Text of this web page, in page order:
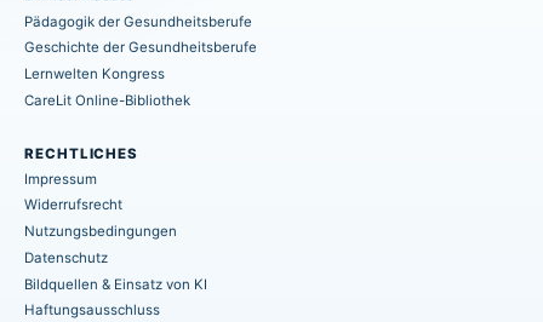
Pädagogik der Gesundheitsberufe
Geschichte der Gesundheitsberufe
Lernwelten Kongress
CareLit Online-Bibliothek
RECHTLICHES
Impressum
Widerrufsrecht
Nutzungsbedingungen
Datenschutz
Bildquellen & Einsatz von KI
Haftungsausschluss